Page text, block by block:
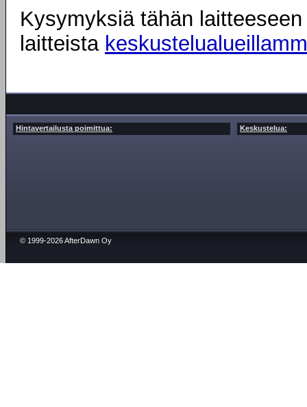
Kysymyksiä tähän
laitteista
Hintavertailusta poimittua: Keskustelua:
© 1999-2026 AfterDawn Oy